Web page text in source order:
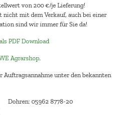
von 200 €/je Lieferung!
nicht mit dem Verkauf, auch bei einer
sind wir immer für Sie da!
PDF Download
Agrarshop.
Auftragsannahme unter den bekannten
Dohren: 05962 8778-20